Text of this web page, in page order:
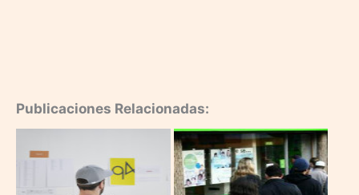
Publicaciones Relacionadas: